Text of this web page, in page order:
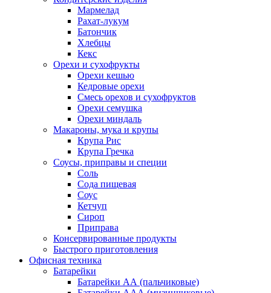
Мармелад
Рахат-лукум
Батончик
Хлебцы
Кекс
Орехи и сухофрукты
Орехи кешью
Кедровые орехи
Смесь орехов и сухофруктов
Орехи семушка
Орехи миндаль
Макароны, мука и крупы
Крупа Рис
Крупа Гречка
Соусы, приправы и специи
Соль
Сода пищевая
Соус
Кетчуп
Сироп
Приправа
Консервированные продукты
Быстрого приготовления
Офисная техника
Батарейки
Батарейки АА (пальчиковые)